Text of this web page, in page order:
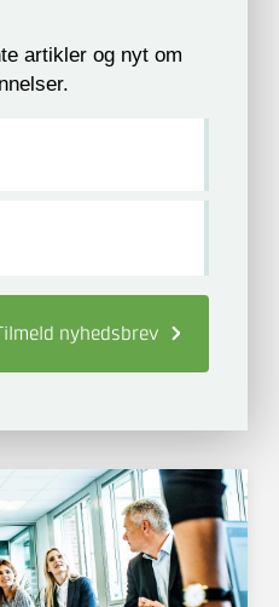
artikler og nyt om
Tilmeld nyhedsbrev